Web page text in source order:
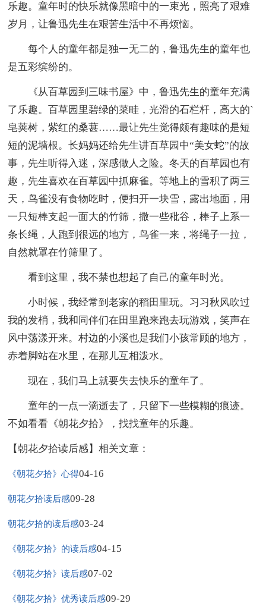
乐趣。童年时的快乐就像黑暗中的一束光，照亮了艰难
岁月，让鲁迅先生在艰苦生活中不再烦恼。
每个人的童年都是独一无二的，鲁迅先生的童年也
是五彩缤纷的。
《从百草园到三味书屋》中，鲁迅先生的童年充满
了乐趣。百草园里碧绿的菜畦，光滑的石栏杆，高大的`
皂荚树，紫红的桑葚……最让先生觉得颇有趣味的是短
短的泥墙根。长妈妈还给先生讲百草园中“美女蛇”的故
事，先生听得入迷，深感做人之险。冬天的百草园也有
趣，先生喜欢在百草园中抓麻雀。等地上的雪积了两三
天，鸟雀没有食物吃时，便扫开一块雪，露出地面，用
一只短棒支起一面大的竹筛，撒一些秕谷，棒子上系一
条长绳，人跑到很远的地方，鸟雀一来，将绳子一拉，
自然就罩在竹筛里了。
看到这里，我不禁也想起了自己的童年时光。
小时候，我经常到老家的稻田里玩。习习秋风吹过
我的发梢，我和同伴们在田里跑来跑去玩游戏，笑声在
风中荡漾开来。村边的小溪也是我们小孩常顾的地方，
赤着脚站在水里，在那儿互相泼水。
现在，我们马上就要失去快乐的童年了。
童年的一点一滴逝去了，只留下一些模糊的痕迹。
不如看看《朝花夕拾》，找找童年的乐趣。
【朝花夕拾读后感】相关文章：
《朝花夕拾》心得04-16
朝花夕拾读后感09-28
朝花夕拾的读后感03-24
《朝花夕拾》的读后感04-15
《朝花夕拾》读后感07-02
《朝花夕拾》优秀读后感09-29